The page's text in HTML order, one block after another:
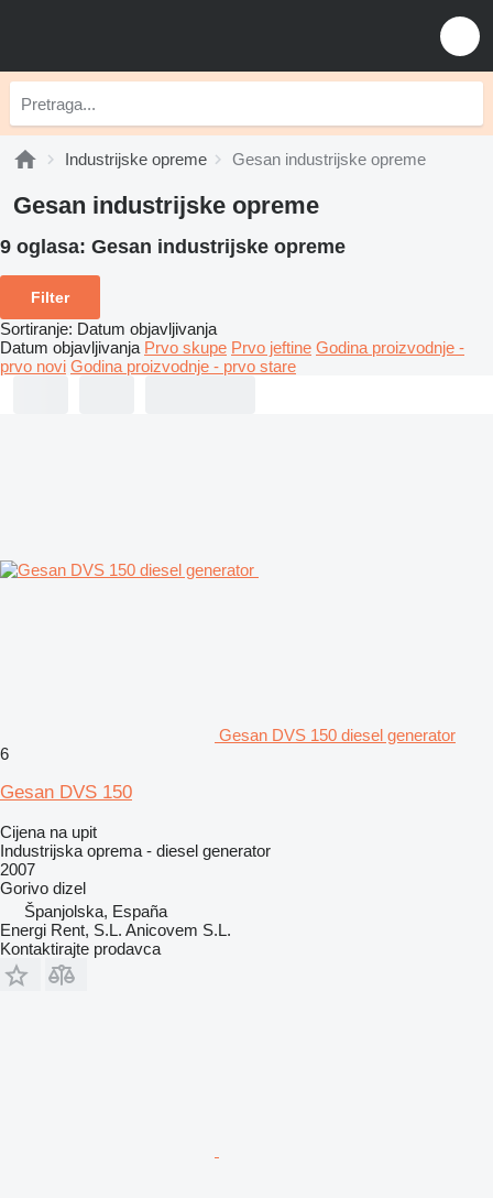
Industrijske opreme Gesan industrijske opreme
Gesan industrijske opreme
9 oglasa: Gesan industrijske opreme
Filter
Sortiranje: Datum objavljivanja
Datum objavljivanja Prvo skupe Prvo jeftine Godina proizvodnje -
prvo novi Godina proizvodnje - prvo stare
Gesan DVS 150 diesel generator
6
Gesan DVS 150
Cijena na upit
Industrijska oprema - diesel generator
2007
Gorivo dizel
Španjolska, España
Energi Rent, S.L. Anicovem S.L.
Kontaktirajte prodavca